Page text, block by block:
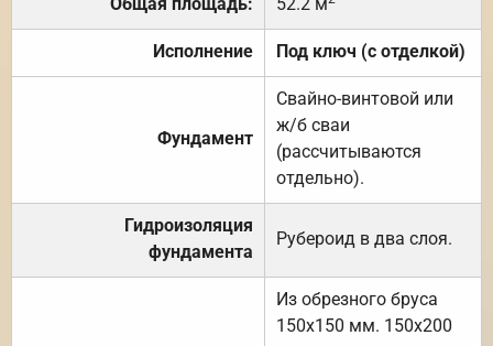
Исполнение Под ключ (с отделкой)
Фундамент
Свайно-винтовой или
ж/б сваи
(рассчитываются
отдельно).
Гидроизоляция
фундамента
Рубероид в два слоя.
Из обрезного бруса
150х150 мм. 150х200